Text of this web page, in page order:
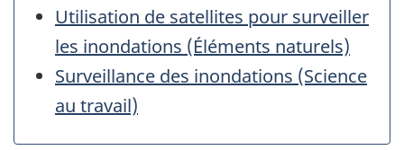
Utilisation de satellites pour surveiller
les inondations (Éléments naturels)
Surveillance des inondations (Science
au travail)